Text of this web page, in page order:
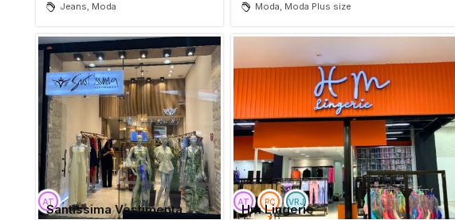
Jeans, Moda Moda, Moda Plus size
Santissima Vestimenta Hm Lingerie